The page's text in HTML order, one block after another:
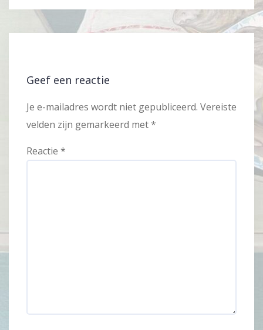
Geef een reactie
Je e-mailadres wordt niet gepubliceerd. Vereiste
velden zijn gemarkeerd met*
Reactie *